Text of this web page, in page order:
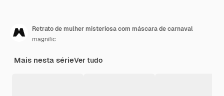
Retrato de mulher misteriosa com máscara de carnaval
magnific
Mais nesta sérieVer tudo